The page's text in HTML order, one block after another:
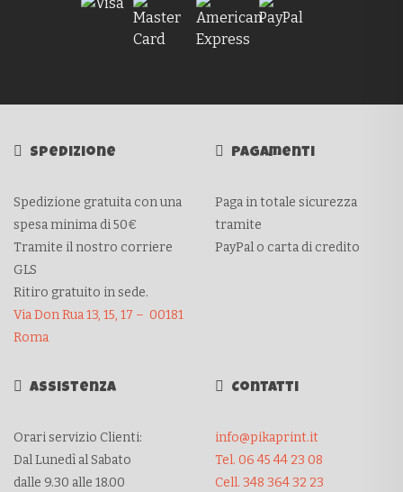
Spedizione
Spedizione gratuita con una
spesa minima di 50€
Tramite il nostro corriere
GLS
Ritiro gratuito in sede.
Via Don Rua 13, 15, 17 – 00181
Roma
Pagamenti
Paga in totale sicurezza
tramite
PayPal o carta di credito
Assistenza
Orari servizio Clienti:
Dal Lunedì al Sabato
dalle 9.30 alle 18.00
Contatti
info@pikaprint.it
Tel. 06 45 44 23 08
Cell. 348 364 32 23